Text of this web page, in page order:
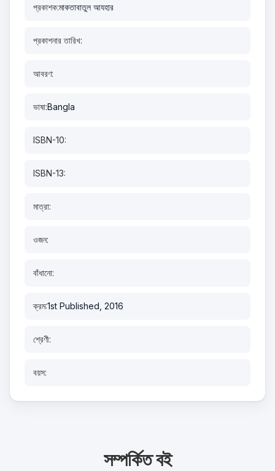
প্রকাশক:মাকতাবাতুল আযহার
প্রকাশনার তারিখ:
আবরণ:
ভাষা:Bangla
ISBN-10:
ISBN-13:
মাত্রা:
ওজন:
বাঁধানো:
ক্রম:1st Published, 2016
শ্রেণী:
বয়স:
সম্পর্কিত বই